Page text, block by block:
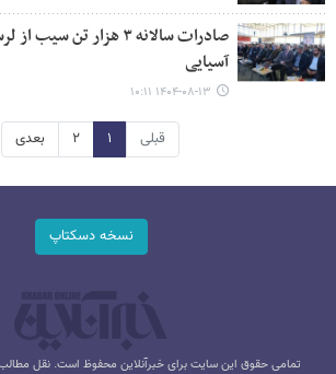
صادرات سالانه ۳ هزار تن
آسیایی
۱۴۰۴-۰۸-۱۳ ۱۰:۱۱
قبلی ۱ ۲ بعدی
نسخه دسکتاپ
تمامی حقوق این سایت برای خبرآنلاین محفوظ است. نقل مطالب